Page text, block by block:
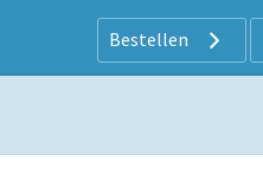
Bestellen